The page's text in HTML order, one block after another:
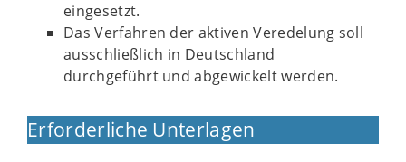
eingesetzt.
Das Verfahren der aktiven Veredelung soll
ausschließlich in Deutschland
durchgeführt und abgewickelt werden.
Erforderliche Unterlagen